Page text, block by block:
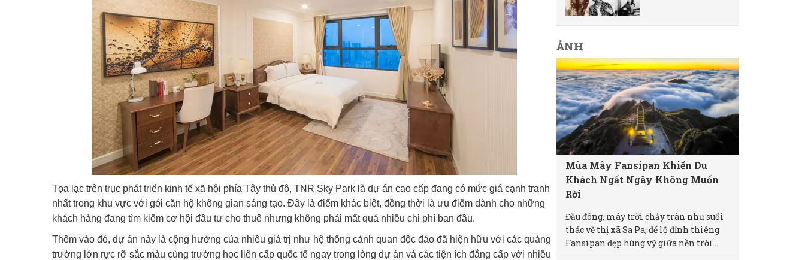
Tọa lạc trên trục phát triển kinh tế xã hội phía Tây thủ đô, TNR Sky Park là dự án cao cấp đang có mức giá cạnh tranh
nhất trong khu vực với gói căn hộ không gian sáng tạo. Đây là điểm khác biệt, đồng thời là ưu điểm dành cho những
khách hàng đang tìm kiếm cơ hội đầu tư cho thuê nhưng không phải mất quá nhiều chi phí ban đầu.
Thêm vào đó, dự án này là cộng hưởng của nhiều giá trị như hệ thống cảnh quan độc đáo đã hiện hữu với các quảng
trường lớn rực rỡ sắc màu cùng trường học liên cấp quốc tế ngay trong lòng dự án và các tiện ích đẳng cấp với nhiều
ẢNH
Mùa Mây Fansipan Khiến Du
Khách Ngất Ngây Không Muốn
Rời
Đầu đông, mây trời chảy tràn như suối
thác về thị xã Sa Pa, để lộ đỉnh thiêng
Fansipan đẹp hùng vỹ giữa nền trời...